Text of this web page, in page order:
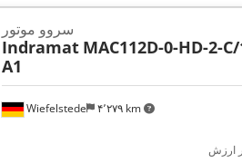
Wiefelstede ۴٬۲۷۹ km
سروو موتور
Indramat MAC112D-0-HD-2-
A1
ارزش